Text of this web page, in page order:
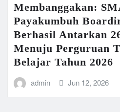
Membanggakan:
Payakumbuh
Berhasil Antarkan
Menuju Perguruan
Belajar Tahun 2026
admin Jun 12, 2026